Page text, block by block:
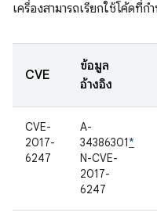
เครื่องสามารถเรียกใช้โค้ดที่
CVE
ข้อมูล
อ้างอิง
CVE-
2017-
6247
A-
34386301*
N-CVE-
2017-
6247